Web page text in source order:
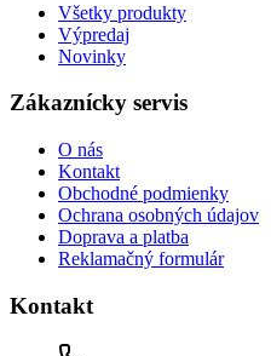
Všetky produkty
Výpredaj
Novinky
Zákaznícky servis
O nás
Kontakt
Obchodné podmienky
Ochrana osobných údajov
Doprava a platba
Reklamačný formulár
Kontakt